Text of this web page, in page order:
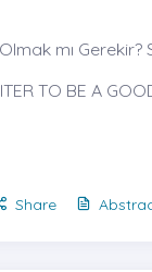
mı Gerekir?
TO BE A
Share